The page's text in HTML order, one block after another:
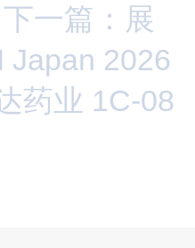
下一篇：展
Japan 2026
药业 1C-08